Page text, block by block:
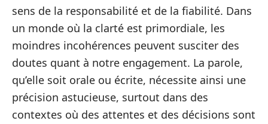
sens de la responsabilité et de la fiabilité. Dans
un monde où la clarté est primordiale, les
moindres incohérences peuvent susciter des
doutes quant à notre engagement. La parole,
qu’elle soit orale ou écrite, nécessite ainsi une
précision astucieuse, surtout dans des
contextes où des attentes et des décisions sont